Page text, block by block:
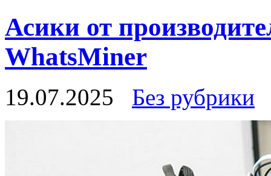
Асики от
WhatsMiner
19.07.2025 Без рубрики